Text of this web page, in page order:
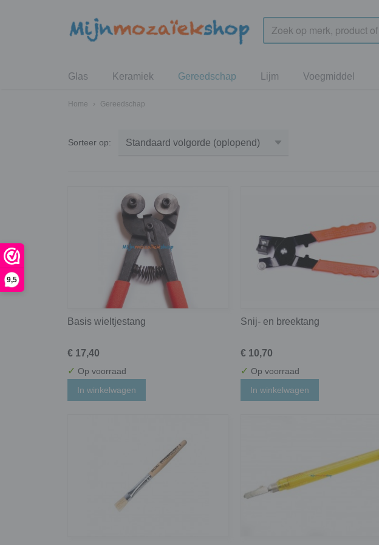
9,5
Glas Keramiek Gereedschap Lijm Voegmiddel
Home › Gereedschap
Sorteer op:
Basis wieltjestang
€ 17,40
✓ Op voorraad
In winkelwagen
Snij- en breektang
€ 10,70
✓ Op voorraad
In winkelwagen